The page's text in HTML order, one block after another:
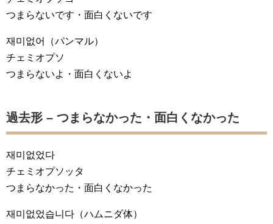
つまらないです・面白くないです
재미없어
（パンマル）
チェミオプソ
つまらないよ・面白くないよ
過去形 – つまらなかった・面白くなかった
재미없었다
チェミオプソッタ
つまらなかった・面白くなかった
재미없었습니다 （ハムニダ体）